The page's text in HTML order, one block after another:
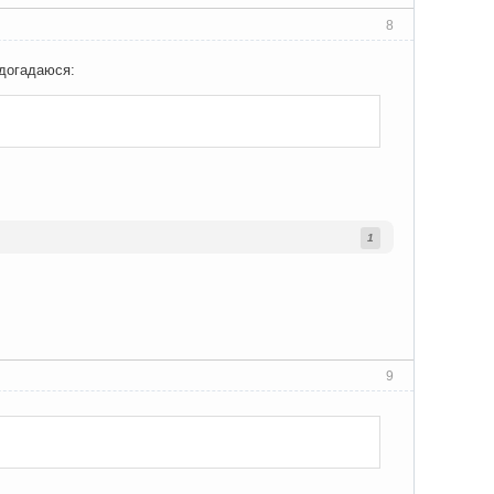
8
1
9